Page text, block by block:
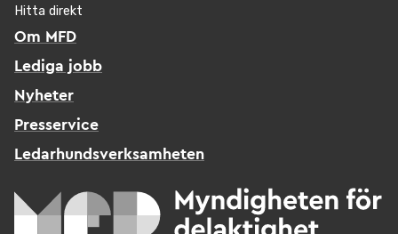
Hitta direkt
Om MFD
Lediga jobb
Nyheter
Presservice
Ledarhundsverksamheten